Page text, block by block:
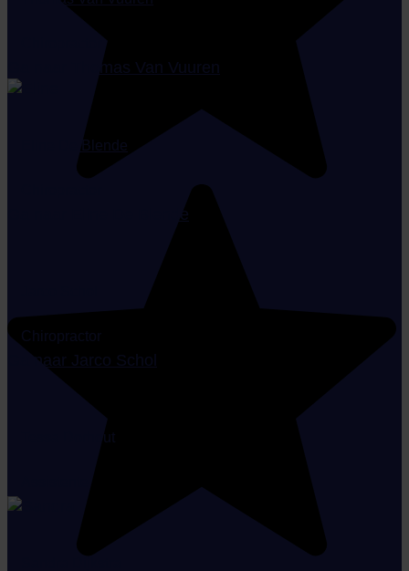
Ga naar Thomas Van Vuuren
Eline De Blende
Ga naar Eline De Blende
Chiropractor
Ga naar Jarco Schol
Tessa Dorhout